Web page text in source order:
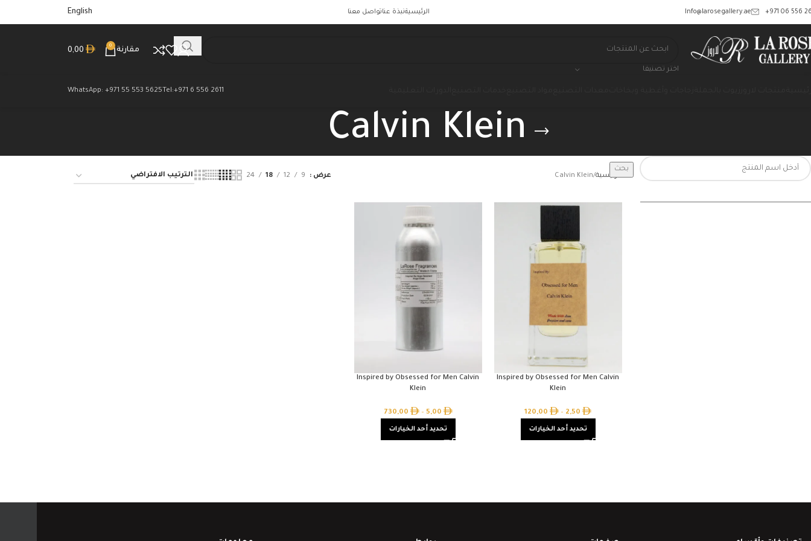
‎+971 06 556
Info@larosegallery.ae الرئيسيةنبذة عناتواصل معنا English
اختر تصنيفا
مقارنة
0
0,00
Tel:+971 6 556 2611
WhatsApp: +971 55 553 5625
Calvin Klein
بحث
الرئيسية Calvin Klein عرض 9
12
18
24
Inspired by Obsessed for Men Calvin
Klein
2,50
–
120,00
تحديد أحد الخيارات
Inspired by Obsessed for Men Calvin
Klein
5,00
–
730,00
تحديد أحد الخيارات